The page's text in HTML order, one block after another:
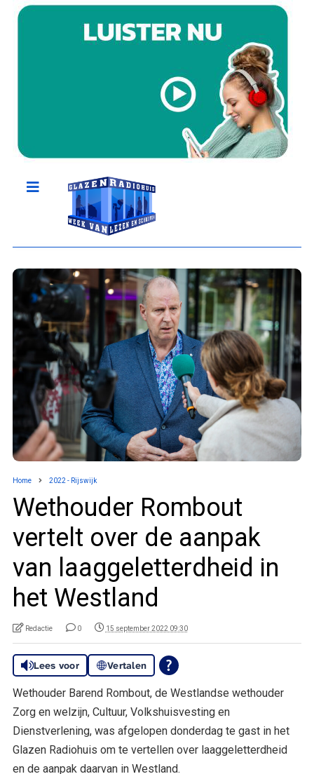
Home 2022 - Rijswijk
Wethouder Rombout
vertelt over de aanpak
van laaggeletterdheid in
het Westland
Redactie 0 15 september 2022 09:30
Lees voor Vertalen
Wethouder Barend Rombout, de Westlandse wethouder
Zorg en welzijn, Cultuur, Volkshuisvesting en
Dienstverlening, was afgelopen donderdag te gast in het
Glazen Radiohuis om te vertellen over laaggeletterdheid
en de aanpak daarvan in Westland.